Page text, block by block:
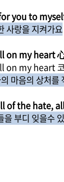
you to
사랑을 지켜가요
on my heart
my heart 코
마음의 상처를
of the hate,
을 부디 잊을수